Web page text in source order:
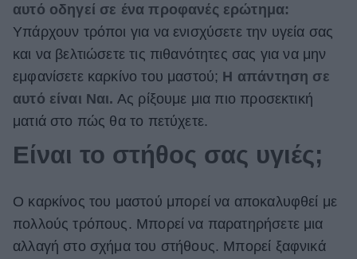
Χωρίς Ταμπέλες
Women's Forum
Hautes Grecians
Γάμος
αυτό οδηγεί σε ένα προφανές ερώτημα:
Υπάρχουν τρόποι για να ενισχύσετε την υγεία σας
και να βελτιώσετε τις πιθανότητες σας για να μην
εμφανίσετε καρκίνο του μαστού; Η απάντηση σε
αυτό είναι Ναι. Ας ρίξουμε μια πιο προσεκτική
ματιά στο πώς θα το πετύχετε.
Είναι το στήθος σας υγιές;
Ο καρκίνος του μαστού μπορεί να αποκαλυφθεί με
πολλούς τρόπους. Μπορεί να παρατηρήσετε μια
αλλαγή στο σχήμα του στήθους. Μπορεί ξαφνικά